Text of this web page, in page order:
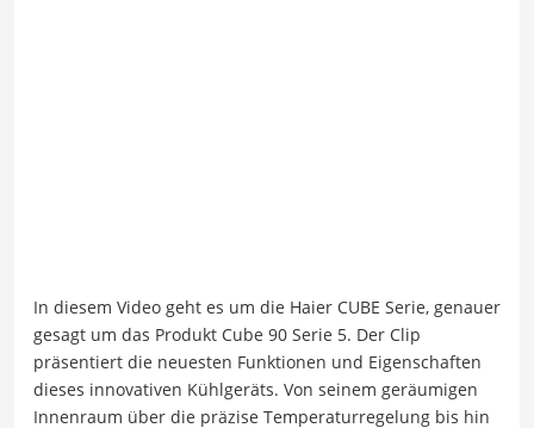
In diesem Video geht es um die Haier CUBE Serie, genauer
gesagt um das Produkt Cube 90 Serie 5. Der Clip
präsentiert die neuesten Funktionen und Eigenschaften
dieses innovativen Kühlgeräts. Von seinem geräumigen
Innenraum über die präzise Temperaturregelung bis hin